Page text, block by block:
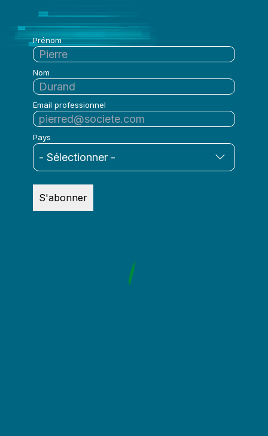
Prénom
Nom
Email professionnel
Pays
S'abonner